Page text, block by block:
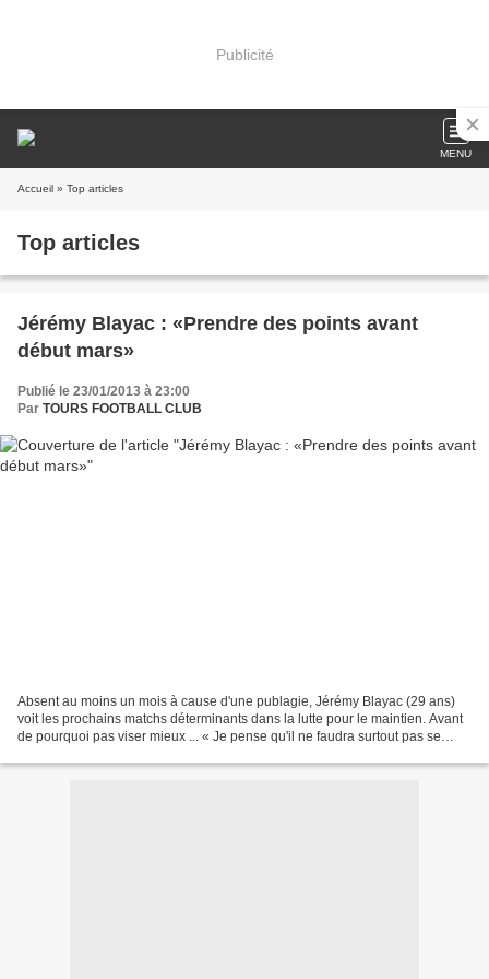
Publicité
MENU
Accueil » Top articles
Top articles
Jérémy Blayac : «Prendre des points avant
début mars»
Publié le 23/01/2013 à 23:00
Par TOURS FOOTBALL CLUB
Absent au moins un mois à cause d'une publagie, Jérémy Blayac (29 ans)
voit les prochains matchs déterminants dans la lutte pour le maintien. Avant
de pourquoi pas viser mieux ... « Je pense qu'il ne faudra surtout pas se